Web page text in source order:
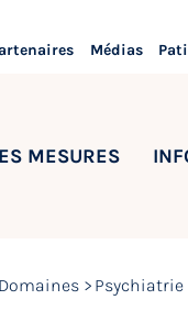
Médias
MESURES
Domaines Psychiatrie